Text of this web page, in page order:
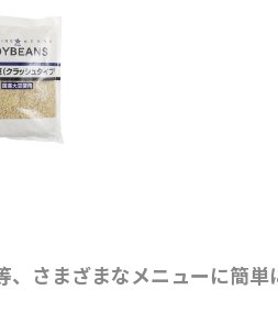
さまざまなメニューに簡単